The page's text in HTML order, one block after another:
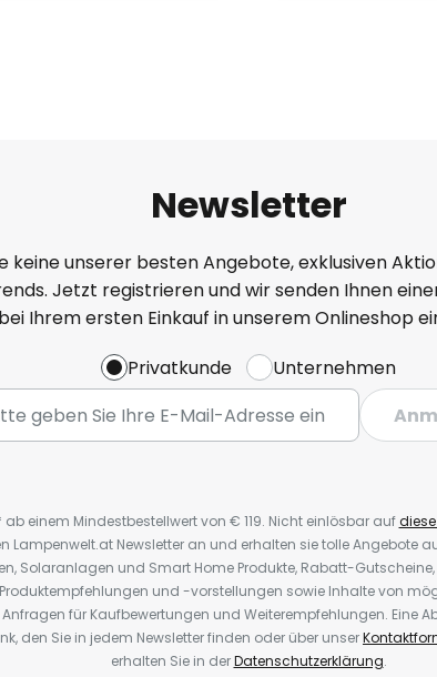
Newsletter
keine unserer besten Angebote, exklusiven
Jetzt registrieren und wir senden Ihnen
Ihrem ersten Einkauf in unserem Onlineshop
Privatkunde
Unternehmen
ab einem Mindestbestellwert von € 119. Nicht einlösbar aufdiese
Lampenwelt.at Newsletter an und erhalten sie tolle Angebote
Solaranlagen und Smart Home Produkte, Rabatt-
und -vorstellungen sowie Inhalte von
für Kaufbewertungen und Weiterempfehlungen. Eine
den Sie in jedem Newsletter finden oder über unser
erhalten Sie in derDatenschutzerklärung.